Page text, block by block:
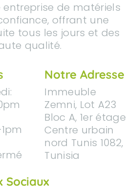
entreprise de matériels
offrant une
tous les jours et des
qualité.
:
Notre Adresse
Immeuble
Zemni, Lot A23
Bloc A, 1er étage
Centre urbain
nord Tunis 1082,
Tunisia
Sociaux